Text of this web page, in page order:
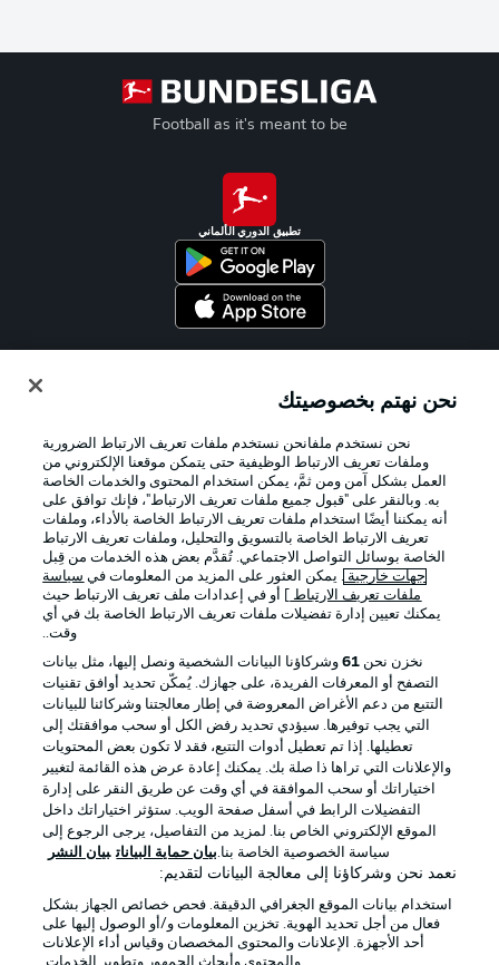
Football as it's meant to be
تطبيق الدوري الألماني
الإعلانات الإخطارات القانونية
شروط الاستخدام الوظائف
جهة النشر تواصل معنا
اللاعبون
نحن نهتم بخصوصيتك
نحن نستخدم ملفانحن نستخدم ملفات تعريف الارتباط الضرورية
وملفات تعريف الارتباط الوظيفية حتى يتمكن موقعنا الإلكتروني من
العمل بشكل آمن ومن ثمَّ، يمكن استخدام المحتوى والخدمات الخاصة
به. وبالنقر على "قبول جميع ملفات تعريف الارتباط"، فإنك توافق على
أنه يمكننا أيضًا استخدام ملفات تعريف الارتباط الخاصة بالأداء، وملفات
تعريف الارتباط الخاصة بالتسويق والتحليل، وملفات تعريف الارتباط
الخاصة بوسائل التواصل الاجتماعي. تُقدَّم بعض هذه الخدمات من قِبل
جهات خارجية . يمكن العثور على المزيد من المعلومات في سياسة
ملفات تعريف الارتباط
] أو في إعدادات ملف تعريف الارتباط حيث
يمكنك تعيين إدارة تفضيلات ملفات تعريف الارتباط الخاصة بك في أي
وقت..
نخزن نحن 61وشركاؤنا البيانات الشخصية ونصل إليها، مثل بيانات
التصفح أو المعرفات الفريدة، على جهازك. يُمكّن تحديد أوافق تقنيات
التتبع من دعم الأغراض المعروضة في إطار معالجتنا وشركائنا للبيانات
التي يجب توفيرها. سيؤدي تحديد رفض الكل أو سحب موافقتك إلى
تعطيلها. إذا تم تعطيل أدوات التتبع، فقد لا تكون بعض المحتويات
والإعلانات التي تراها ذا صلة بك. يمكنك إعادة عرض هذه القائمة لتغيير
اختياراتك أو سحب الموافقة في أي وقت عن طريق النقر على إدارة
التفضيلات الرابط في أسفل صفحة الويب. ستؤثر اختياراتك داخل
الموقع الإلكتروني الخاص بنا. لمزيد من التفاصيل، يرجى الرجوع إلى
سياسة الخصوصية الخاصة بنا.بيان حماية البيانات بيان النشر
نعمد نحن وشركاؤنا إلى معالجة البيانات لتقديم:
استخدام بيانات الموقع الجغرافي الدقيقة. فحص خصائص الجهاز بشكل
فعال من أجل تحديد الهوية. تخزين المعلومات و/أو الوصول إليها على
أحد الأجهزة. الإعلانات والمحتوى المخصصان وقياس أداء الإعلانات